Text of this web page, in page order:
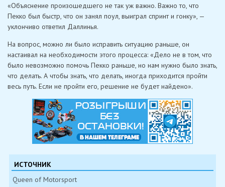
«Объяснение произошедшего не так уж важно. Важно то, что
Пекко был быстр, что он занял поул, выиграл спринт и гонку», —
уклончиво ответил Даллинья.
На вопрос, можно ли было исправить ситуацию раньше, он
настаивал на необходимости этого процесса: «Дело не в том, что
было невозможно помочь Пекко раньше, но нам нужно было знать,
что делать. А чтобы знать, что делать, иногда приходится пройти
весь путь. Если не пройти его, решение не будет найдено».
ИСТОЧНИК
Queen of Motorsport